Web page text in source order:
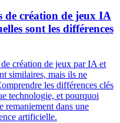
de création de jeux IA
sont les différences
création de jeux par IA et
similaires, mais ils ne
les différences clés
technologie, et pourquoi
remaniement dans une
artificielle.